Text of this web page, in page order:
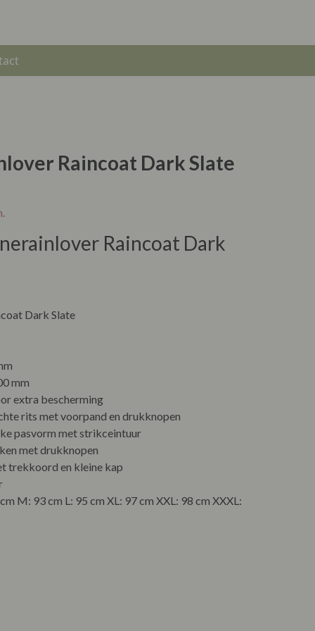
Raincoat Dark Slate
Raincoat Dark
Dark Slate
mm
extra bescherming
rits met voorpand en drukknopen
pasvorm met strikceintuur
met drukknopen
trekkoord en kleine kap
M: 93 cm L: 95 cm XL: 97 cm XXL: 98 cm XXXL: